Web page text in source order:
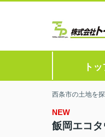
ト
西条市の土地を
NEW
飯岡エコ